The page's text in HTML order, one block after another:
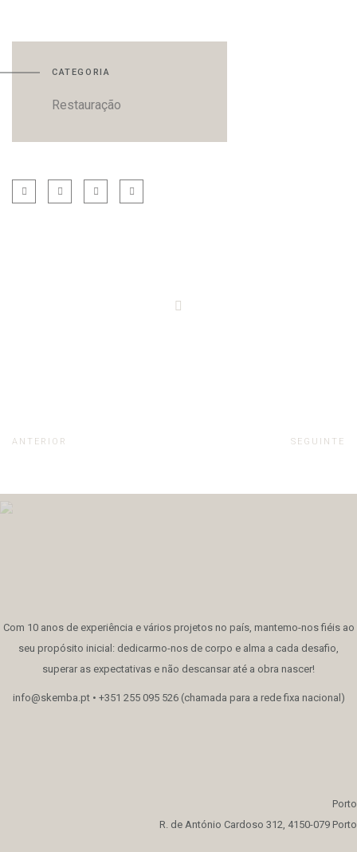
CATEGORIA
Restauração
ANTERIOR SEGUINTE
Com 10 anos de experiência e vários projetos no país, mantemo-nos fiéis ao
seu propósito inicial: dedicarmo-nos de corpo e alma a cada desafio,
superar as expectativas e não descansar até a obra nascer!
info@skemba.pt • +351 255 095 526 (chamada para a rede fixa nacional)
Porto
R. de António Cardoso 312, 4150-079 Porto